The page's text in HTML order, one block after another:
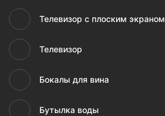
Телевизор с плоским экраном
Телевизор
Бокалы для вина
Бутылка воды